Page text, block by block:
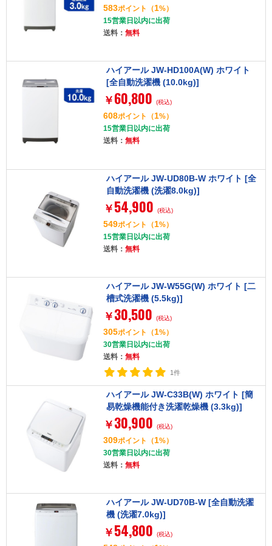
583ポイント （1%）
15営業日以内に出荷
送料： 無料
ハイアール JW-HD100A(W) ホワイト
[全自動洗濯機 (10.0kg)]
￥ 60,800 (税込)
608ポイント （1%）
15営業日以内に出荷
送料： 無料
ハイアール JW-UD80B-W ホワイト [全
自動洗濯機 (洗濯8.0kg)]
￥ 54,900 (税込)
549ポイント （1%）
15営業日以内に出荷
送料： 無料
ハイアール JW-W55G(W) ホワイト [二
槽式洗濯機 (5.5kg)]
￥ 30,500 (税込)
305ポイント （1%）
30営業日以内に出荷
送料： 無料
1件
ハイアール JW-C33B(W) ホワイト [簡
易乾燥機能付き洗濯乾燥機 (3.3kg)]
￥ 30,900 (税込)
309ポイント （1%）
30営業日以内に出荷
送料： 無料
ハイアール JW-UD70B-W [全自動洗濯
機 (洗濯7.0kg)]
￥ 54,800 (税込)